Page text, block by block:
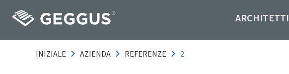
ARCHITETTI
INIZIALE AZIENDA REFERENZE 2